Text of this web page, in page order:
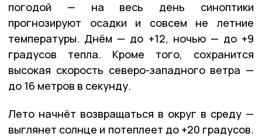
погодой — на весь день синоптики
прогнозируют осадки и совсем не летние
температуры. Днём — до +12, ночью — до +9
градусов тепла. Кроме того, сохранится
высокая скорость северо-западного ветра —
до 16 метров в секунду.
Лето начнёт возвращаться в округ в среду —
выглянет солнце и потеплеет до +20 градусов.